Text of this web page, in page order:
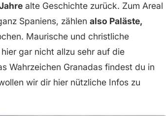
alte Geschichte zurück. Zum Areal
Spaniens, zählen also Paläste,
Maurische und christliche
gar nicht allzu sehr auf die
Wahrzeichen Granadas findest du in
wir dir hier nützliche Infos zu